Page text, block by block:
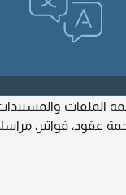
الملفات والمستندات
عقود، فواتير،